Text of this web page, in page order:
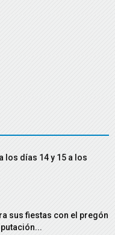
los días 14 y 15 a los
sus fiestas con el pregón